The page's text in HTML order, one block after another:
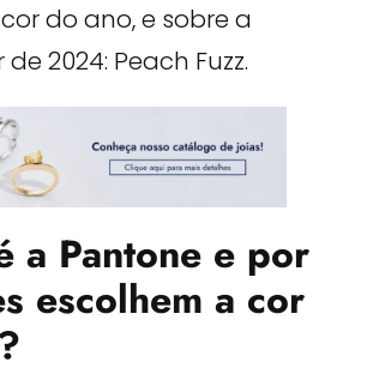
do ano, e sobre a
2024: Peach Fuzz.
a Pantone e por
escolhem a cor